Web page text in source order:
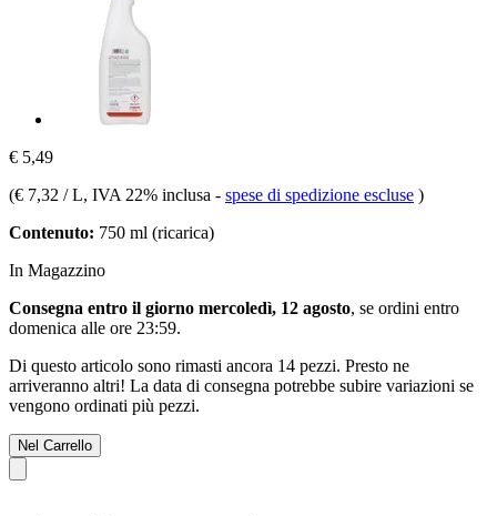
€ 5,49
(€ 7,32 / L, IVA 22% inclusa - spese di spedizione escluse )
Contenuto: 750 ml (ricarica)
In Magazzino
Consegna entro il giorno mercoledì, 12 agosto, se ordini entro
domenica alle ore 23:59.
Di questo articolo sono rimasti ancora 14 pezzi. Presto ne
arriveranno altri! La data di consegna potrebbe subire variazioni se
vengono ordinati più pezzi.
Nel Carrello